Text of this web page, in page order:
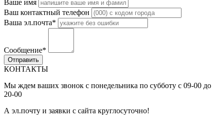
Ваше имя
Ваш контактный телефон
Ваша эл.почта*
Сообщение*
КОНТАКТЫ
Мы ждем ваших звонок с понедельника по субботу с 09-00 до
20-00
А эл.почту и заявки с сайта круглосуточно!